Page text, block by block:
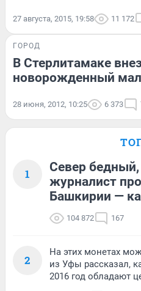
27 августа, 2015, 19:58 11 172
ГОРОД
В Стерлитамаке
новорожденный
28 июня, 2012, 10:25 6 373
1
Север
журналист
Башкирии —
104 872 167
2
На этих монетах
из Уфы рассказал,
2016 год обладают